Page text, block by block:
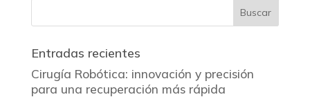
Entradas recientes
Cirugía Robótica: innovación y precisión
para una recuperación más rápida